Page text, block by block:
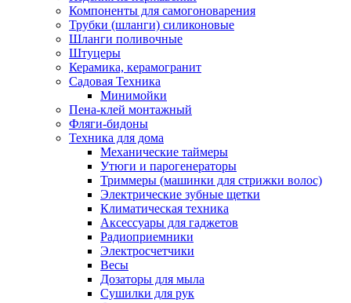
Компоненты для самогоноварения
Трубки (шланги) силиконовые
Шланги поливочные
Штуцеры
Керамика, керамогранит
Садовая Техника
Минимойки
Пена-клей монтажный
Фляги-бидоны
Техника для дома
Механические таймеры
Утюги и парогенераторы
Триммеры (машинки для стрижки волос)
Электрические зубные щетки
Климатическая техника
Аксессуары для гаджетов
Радиоприемники
Электросчетчики
Весы
Дозаторы для мыла
Сушилки для рук